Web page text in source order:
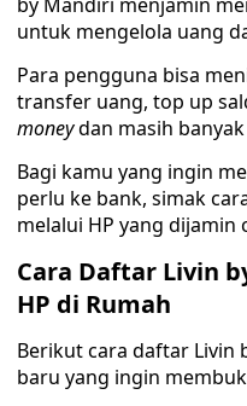
untuk mengelola uang
Para pengguna bisa
transfer uang, top up
moneydan masih banyak
Bagi kamu yang ingin
perlu ke bank, simak
melalui HP yang dijamin
Cara Daftar Livin
HP di Rumah
Berikut cara daftar Livin
baru yang ingin